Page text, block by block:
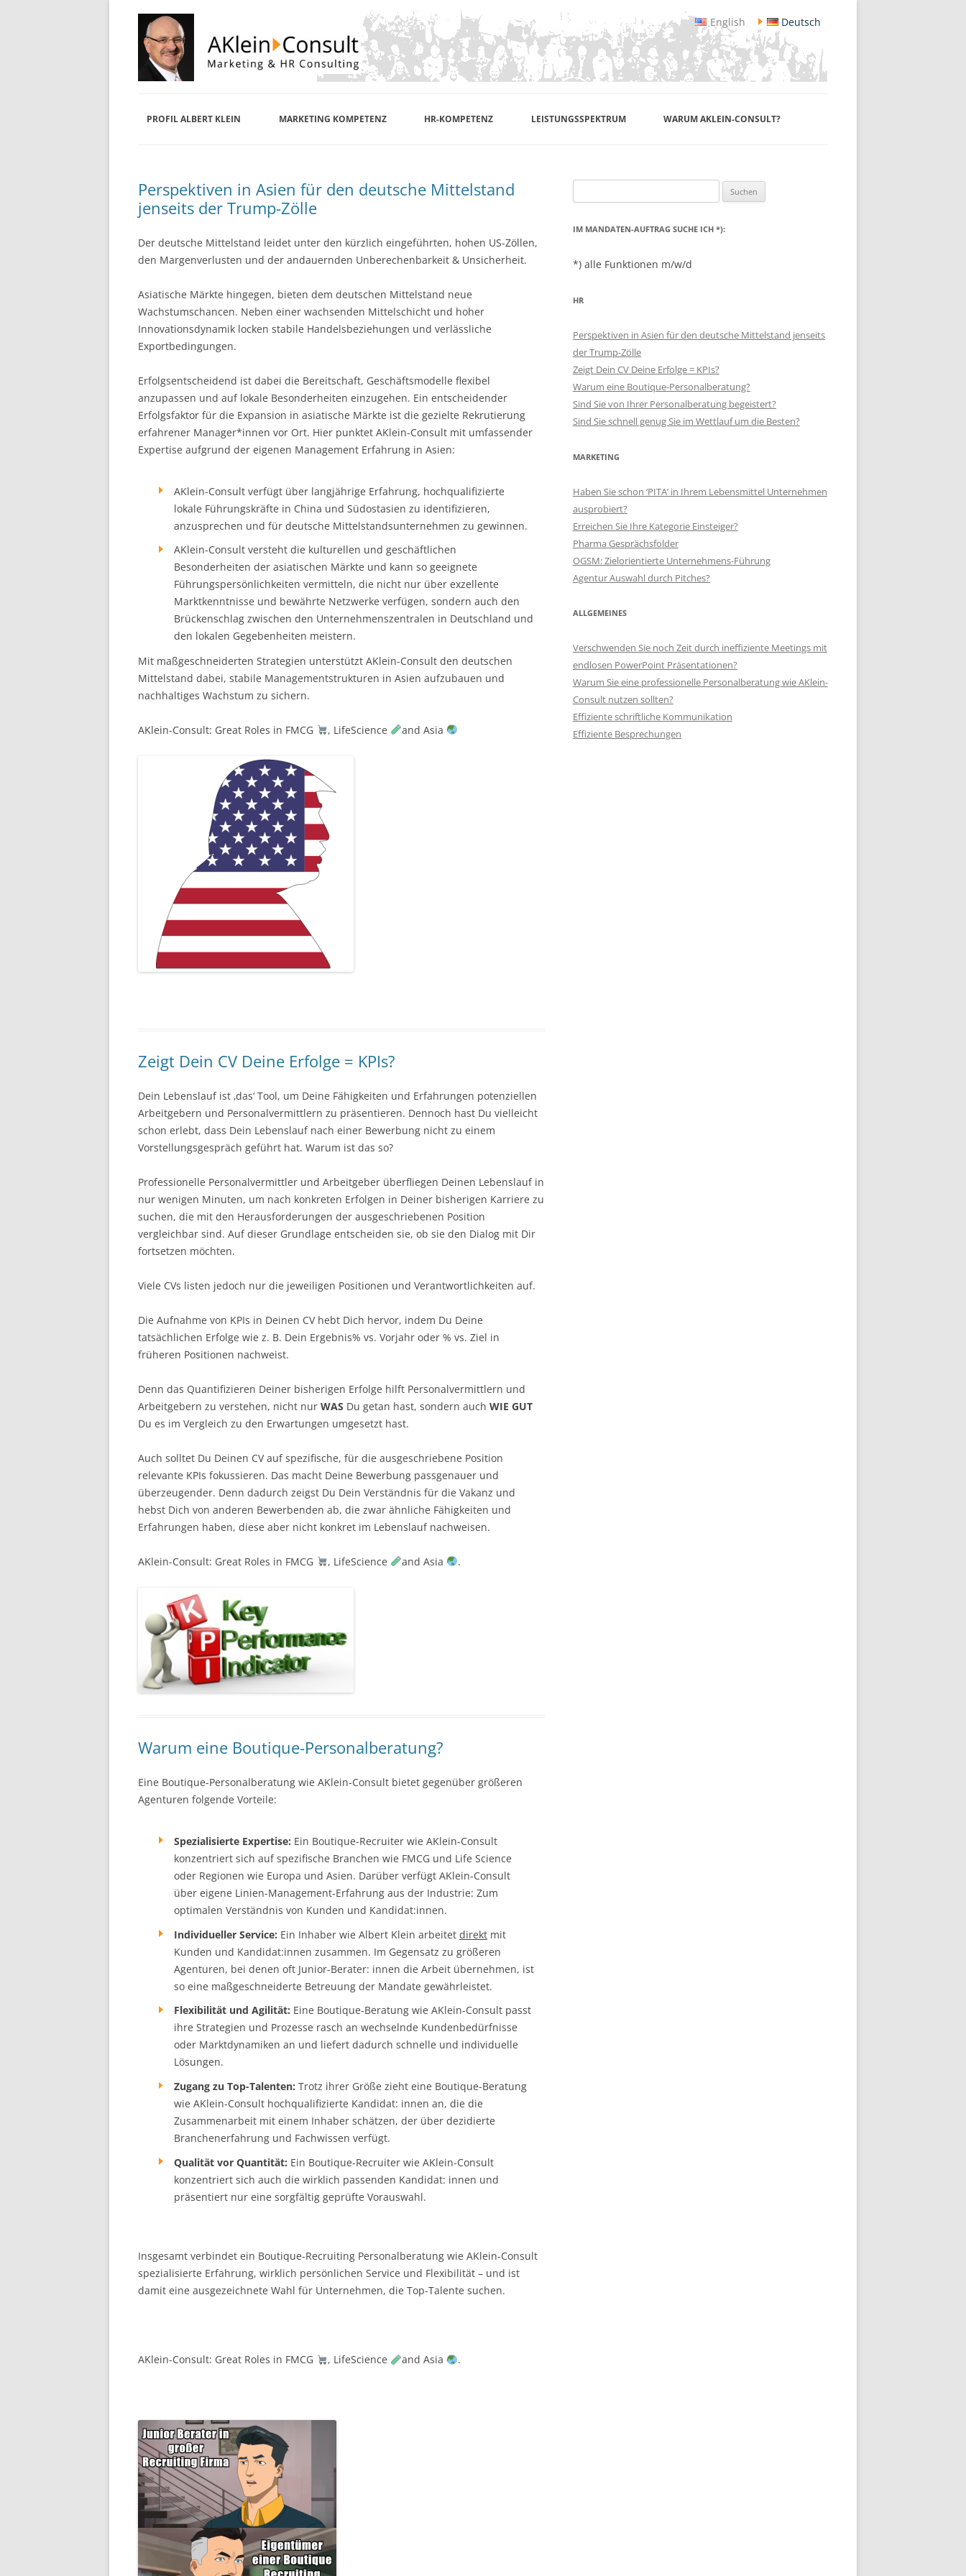
English Deutsch
springen
PROFIL ALBERT KLEIN MARKETING KOMPETENZ HR-KOMPETENZ
WELTWEITE PERSONALSUCHE
LEISTUNGSSPEKTRUM WARUM AKLEIN-CONSULT?
Perspektiven in Asien für den deutsche Mittelstand
jenseits der Trump-Zölle
Der deutsche Mittelstand leidet unter den kürzlich eingeführten, hohen US-Zöllen,
den Margenverlusten und der andauernden Unberechenbarkeit & Unsicherheit.
Asiatische Märkte hingegen, bieten dem deutschen Mittelstand neue
Wachstumschancen. Neben einer wachsenden Mittelschicht und hoher
Innovationsdynamik locken stabile Handelsbeziehungen und verlässliche
Exportbedingungen.
Erfolgsentscheidend ist dabei die Bereitschaft, Geschäftsmodelle flexibel
anzupassen und auf lokale Besonderheiten einzugehen. Ein entscheidender
Erfolgsfaktor für die Expansion in asiatische Märkte ist die gezielte Rekrutierung
erfahrener Manager*innen vor Ort. Hier punktet AKlein-Consult mit umfassender
Expertise aufgrund der eigenen Management Erfahrung in Asien:
AKlein-Consult verfügt über langjährige Erfahrung, hochqualifizierte
lokale Führungskräfte in China und Südostasien zu identifizieren,
anzusprechen und für deutsche Mittelstandsunternehmen zu gewinnen.
AKlein-Consult versteht die kulturellen und geschäftlichen
Besonderheiten der asiatischen Märkte und kann so geeignete
Führungspersönlichkeiten vermitteln, die nicht nur über exzellente
Marktkenntnisse und bewährte Netzwerke verfügen, sondern auch den
Brückenschlag zwischen den Unternehmenszentralen in Deutschland und
den lokalen Gegebenheiten meistern.
Mit maßgeschneiderten Strategien unterstützt AKlein-Consult den deutschen
Mittelstand dabei, stabile Managementstrukturen in Asien aufzubauen und
nachhaltiges Wachstum zu sichern.
AKlein-Consult: Great Roles in FMCG , LifeScience and Asia
Zeigt Dein CV Deine Erfolge = KPIs?
Dein Lebenslauf ist ‚das‘ Tool, um Deine Fähigkeiten und Erfahrungen potenziellen
Arbeitgebern und Personalvermittlern zu präsentieren. Dennoch hast Du vielleicht
schon erlebt, dass Dein Lebenslauf nach einer Bewerbung nicht zu einem
Vorstellungsgespräch geführt hat. Warum ist das so?
Professionelle Personalvermittler und Arbeitgeber überfliegen Deinen Lebenslauf in
nur wenigen Minuten, um nach konkreten Erfolgen in Deiner bisherigen Karriere zu
suchen, die mit den Herausforderungen der ausgeschriebenen Position
vergleichbar sind. Auf dieser Grundlage entscheiden sie, ob sie den Dialog mit Dir
fortsetzen möchten.
Viele CVs listen jedoch nur die jeweiligen Positionen und Verantwortlichkeiten auf.
Die Aufnahme von KPIs in Deinen CV hebt Dich hervor, indem Du Deine
tatsächlichen Erfolge wie z. B. Dein Ergebnis% vs. Vorjahr oder % vs. Ziel in
früheren Positionen nachweist.
Denn das Quantifizieren Deiner bisherigen Erfolge hilft Personalvermittlern und
Arbeitgebern zu verstehen, nicht nur WAS Du getan hast, sondern auch WIE GUT
Du es im Vergleich zu den Erwartungen umgesetzt hast.
Auch solltet Du Deinen CV auf spezifische, für die ausgeschriebene Position
relevante KPIs fokussieren. Das macht Deine Bewerbung passgenauer und
überzeugender. Denn dadurch zeigst Du Dein Verständnis für die Vakanz und
hebst Dich von anderen Bewerbenden ab, die zwar ähnliche Fähigkeiten und
Erfahrungen haben, diese aber nicht konkret im Lebenslauf nachweisen.
AKlein-Consult: Great Roles in FMCG , LifeScience and Asia .
Warum eine Boutique-Personalberatung?
Eine Boutique-Personalberatung wie AKlein-Consult bietet gegenüber größeren
Agenturen folgende Vorteile:
Spezialisierte Expertise: Ein Boutique-Recruiter wie AKlein-Consult
konzentriert sich auf spezifische Branchen wie FMCG und Life Science
oder Regionen wie Europa und Asien. Darüber verfügt AKlein-Consult
über eigene Linien-Management-Erfahrung aus der Industrie: Zum
optimalen Verständnis von Kunden und Kandidat:innen.
Individueller Service: Ein Inhaber wie Albert Klein arbeitet direkt mit
Kunden und Kandidat:innen zusammen. Im Gegensatz zu größeren
Agenturen, bei denen oft Junior-Berater: innen die Arbeit übernehmen, ist
so eine maßgeschneiderte Betreuung der Mandate gewährleistet.
Flexibilität und Agilität: Eine Boutique-Beratung wie AKlein-Consult passt
ihre Strategien und Prozesse rasch an wechselnde Kundenbedürfnisse
oder Marktdynamiken an und liefert dadurch schnelle und individuelle
Lösungen.
Zugang zu Top-Talenten: Trotz ihrer Größe zieht eine Boutique-Beratung
wie AKlein-Consult hochqualifizierte Kandidat: innen an, die die
Zusammenarbeit mit einem Inhaber schätzen, der über dezidierte
Branchenerfahrung und Fachwissen verfügt.
Qualität vor Quantität: Ein Boutique-Recruiter wie AKlein-Consult
konzentriert sich auch die wirklich passenden Kandidat: innen und
präsentiert nur eine sorgfältig geprüfte Vorauswahl.
Insgesamt verbindet ein Boutique-Recruiting Personalberatung wie AKlein-Consult
spezialisierte Erfahrung, wirklich persönlichen Service und Flexibilität – und ist
damit eine ausgezeichnete Wahl für Unternehmen, die Top-Talente suchen.
AKlein-Consult: Great Roles in FMCG , LifeScience and Asia .
nach:
IM MANDATEN-AUFTRAG SUCHE ICH *):
*) alle Funktionen m/w/d
HR
Perspektiven in Asien für den deutsche Mittelstand jenseits
der Trump-Zölle
Zeigt Dein CV Deine Erfolge = KPIs?
Warum eine Boutique-Personalberatung?
Sind Sie von Ihrer Personalberatung begeistert?
Sind Sie schnell genug Sie im Wettlauf um die Besten?
MARKETING
Haben Sie schon ‘PITA’ in Ihrem Lebensmittel Unternehmen
ausprobiert?
Erreichen Sie Ihre Kategorie Einsteiger?
Pharma Gesprächsfolder
OGSM: Zielorientierte Unternehmens-Führung
Agentur Auswahl durch Pitches?
ALLGEMEINES
Verschwenden Sie noch Zeit durch ineffiziente Meetings mit
endlosen PowerPoint Präsentationen?
Warum Sie eine professionelle Personalberatung wie AKlein-
Consult nutzen sollten?
Effiziente schriftliche Kommunikation
Effiziente Besprechungen